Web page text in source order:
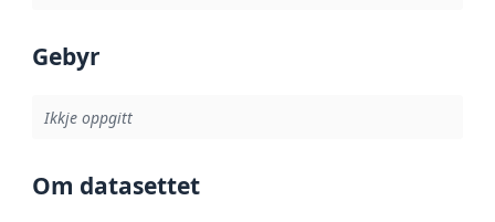
Gebyr
Ikkje oppgitt
Om datasettet